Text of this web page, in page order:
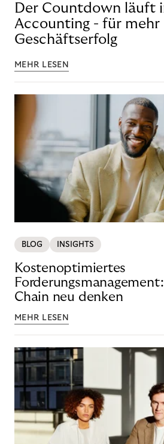
Der Countdown läuft
Accounting - für mehr
Geschäftserfolg
MEHR LESEN
BLOG INSIGHTS
Kostenoptimiertes
Chain neu denken
MEHR LESEN